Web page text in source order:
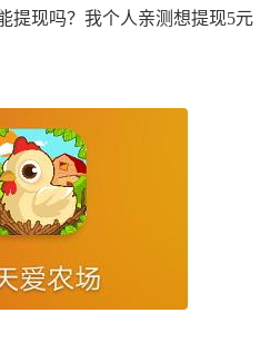
提现吗？我个人亲测想提现5元